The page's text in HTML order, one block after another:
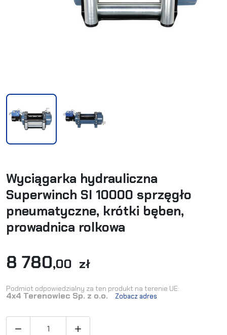
Wyciągarka hydrauliczna
Superwinch SI 10000 sprzęgło
pneumatyczne, krótki bęben,
prowadnica rolkowa
8 780,00 zł
Podmiot odpowiedzialny za ten produkt na terenie UE:
4x4 Terenowiec Sp. z o.o. Zobacz adres
 